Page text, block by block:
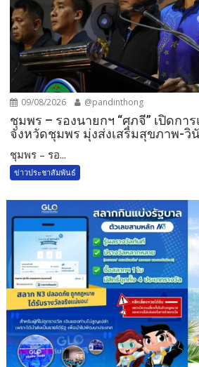
09/08/2026 @pandinthong
ชุมพร – รองนายกฯ “ศุภจี” เปิดกา
จังหวัดชุมพร มุ่งส่งเสริมสุขภาพ-วิ
ชุมพร – รอ...
ข่าวประชาสัมพันธ์